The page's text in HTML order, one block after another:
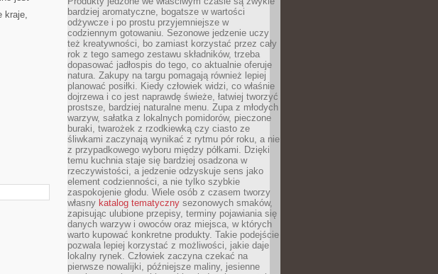
kraje,
bardziej aromatyczne, bogatsze w wartości
odżywcze i po prostu przyjemniejsze w
codziennym gotowaniu. Sezonowe jedzenie uczy
też kreatywności, bo zamiast korzystać przez cały
rok z tego samego zestawu składników, trzeba
dopasować jadłospis do tego, co aktualnie oferuje
natura. Zakupy na targu pomagają również lepiej
planować posiłki. Kiedy człowiek widzi, co właśnie
dojrzewa i co jest naprawdę świeże, łatwiej tworzyć
prostsze, bardziej naturalne menu. Zupa z młodych
warzyw, sałatka z lokalnych pomidorów, pieczone
buraki, twarożek z rzodkiewką czy ciasto ze
śliwkami zaczynają wynikać z rytmu pór roku, a nie
z przypadkowego wyboru między półkami. Dzięki
temu kuchnia staje się bardziej osadzona w
rzeczywistości, a jedzenie odzyskuje sens jako
element codzienności, a nie tylko szybkie
zaspokojenie głodu. Wiele osób z czasem tworzy
własny katalog tematyczny sezonowych smaków,
zapisując ulubione przepisy, terminy pojawiania się
danych warzyw i owoców oraz miejsca, w których
warto kupować konkretne produkty. Takie podejście
pozwala lepiej korzystać z możliwości, jakie daje
lokalny rynek. Człowiek zaczyna czekać na
pierwsze nowalijki, późniejsze maliny, jesienne